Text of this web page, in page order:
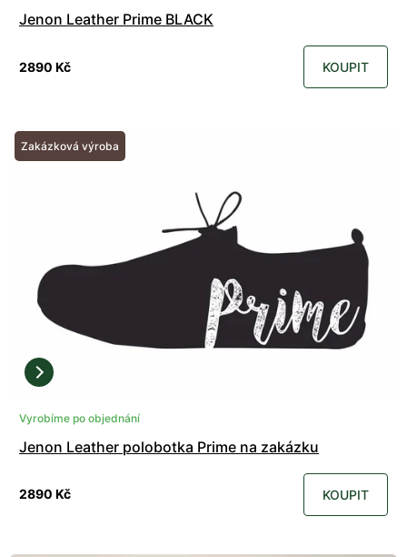
Jenon Leather Prime BLACK
2890 Kč KOUPIT
Zakázková výroba
Vyrobíme po objednání
Jenon Leather polobotka Prime na zakázku
2890 Kč KOUPIT